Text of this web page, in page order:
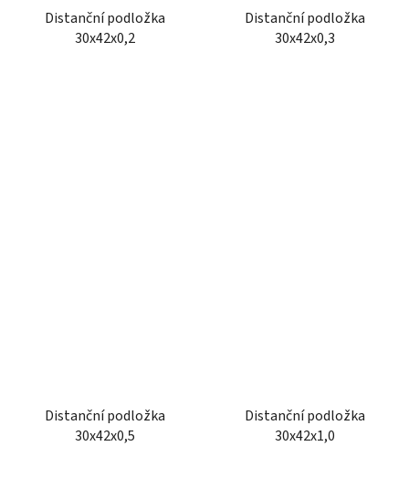
Distanční podložka
30x42x0,2
Distanční podložka
30x42x0,3
Distanční podložka
30x42x0,5
Distanční podložka
30x42x1,0